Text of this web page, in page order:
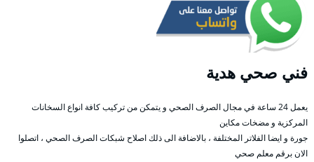
فني صحي هدية
يعمل 24 ساعة في مجال الصرف الصحي و يتمكن من تركيب كافة انواع السخانات
المركزية و مضخات مكاين
جورة و ايضا الفلاتر المختلفة ، بالاضافة الى ذلك اصلاح شبكات الصرف الصحي ، اتصلوا
الان برقم معلم صحي